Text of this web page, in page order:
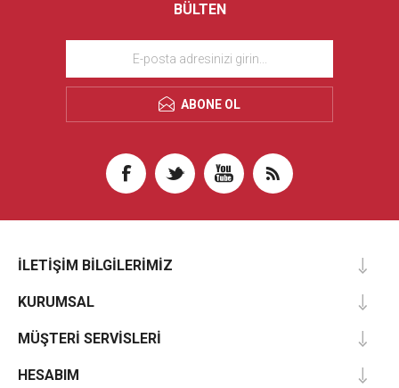
BÜLTEN
ABONE OL
İLETIŞIM BILGILERIMIZ
KURUMSAL
MÜŞTERI SERVISLERI
HESABIM